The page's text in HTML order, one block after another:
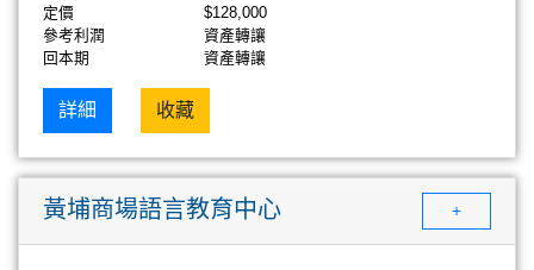
定價
$128,000
參考利潤
資產轉讓
回本期
資產轉讓
詳細 收藏
黃埔商場語言教育中心 +